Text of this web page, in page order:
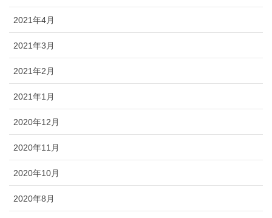
2021年4月
2021年3月
2021年2月
2021年1月
2020年12月
2020年11月
2020年10月
2020年8月